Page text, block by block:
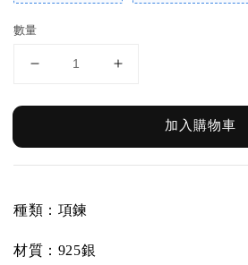
數量
加入購物車
種類：項鍊
材質： 925銀